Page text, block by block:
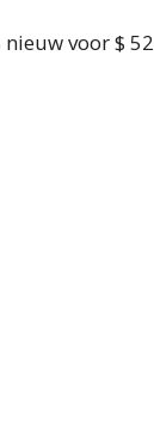
nieuw voor $